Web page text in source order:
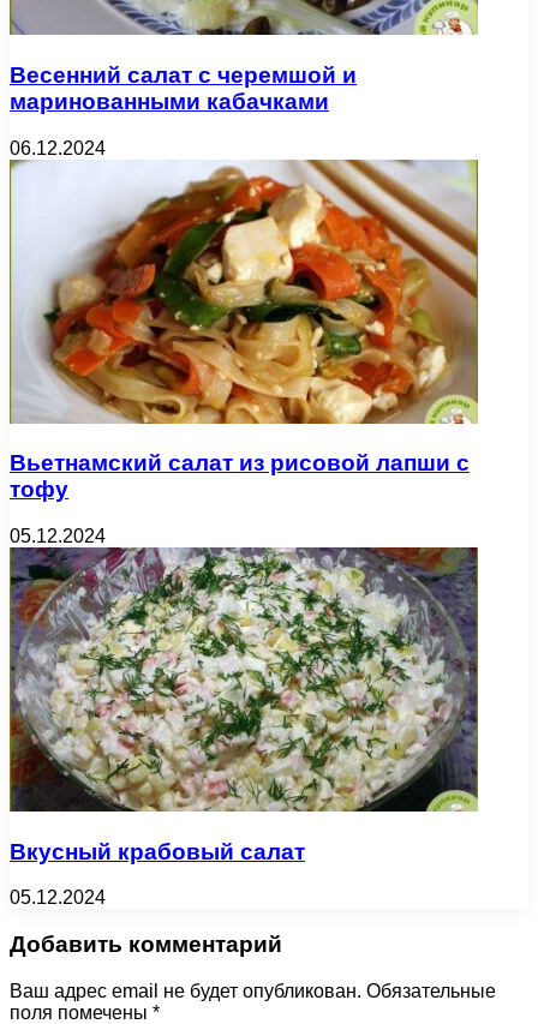
Весенний салат с черемшой и
маринованными кабачками
06.12.2024
Вьетнамский салат из рисовой лапши с
тофу
05.12.2024
Вкусный крабовый салат
05.12.2024
Добавить комментарий
Ваш адрес email не будет опубликован. Обязательные
поля помечены *